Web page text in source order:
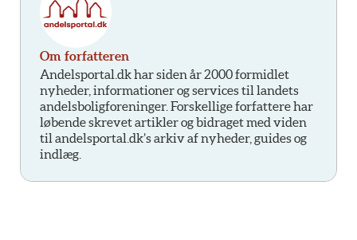
Om forfatteren
Andelsportal.dk har siden år 2000 formidlet
nyheder, informationer og services til landets
andelsboligforeninger. Forskellige forfattere har
løbende skrevet artikler og bidraget med viden
til andelsportal.dk’s arkiv af nyheder, guides og
indlæg.